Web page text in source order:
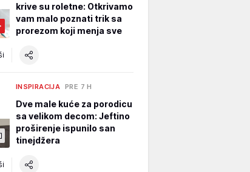
krive su roletne: Otkrivamo
vam malo poznati trik sa
prorezom koji menja sve
INSPIRACIJA PRE 7 H
Dve male kuće za porodicu
sa velikom decom: Jeftino
proširenje ispunilo san
tinejdžera